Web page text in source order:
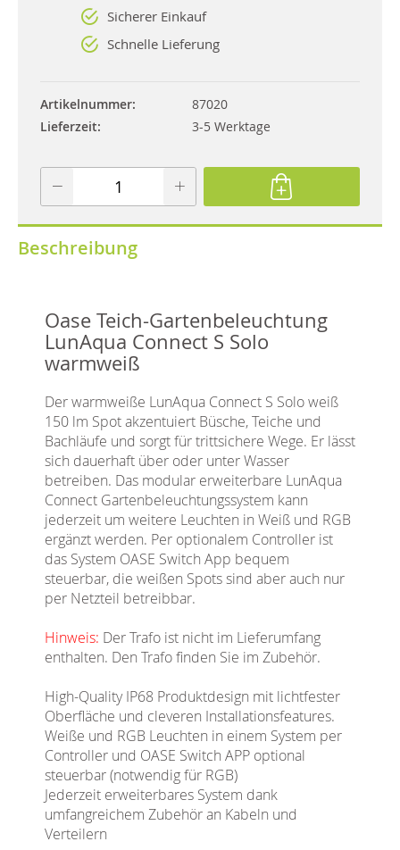
Sicherer Einkauf
Schnelle Lieferung
Artikelnummer
87020
Lieferzeit
3-5 Werktage
Beschreibung
Oase Teich-Gartenbeleuchtung
LunAqua Connect S Solo
warmweiß
Der warmweiße LunAqua Connect S Solo weiß
150 lm Spot akzentuiert Büsche, Teiche und
Bachläufe und sorgt für trittsichere Wege. Er lässt
sich dauerhaft über oder unter Wasser
betreiben. Das modular erweiterbare LunAqua
Connect Gartenbeleuchtungssystem kann
jederzeit um weitere Leuchten in Weiß und RGB
ergänzt werden. Per optionalem Controller ist
das System OASE Switch App bequem
steuerbar, die weißen Spots sind aber auch nur
per Netzteil betreibbar.
Hinweis: Der Trafo ist nicht im Lieferumfang
enthalten. Den Trafo finden Sie im Zubehör.
High-Quality IP68 Produktdesign mit lichtfester
Oberfläche und cleveren Installationsfeatures.
Weiße und RGB Leuchten in einem System per
Controller und OASE Switch APP optional
steuerbar (notwendig für RGB)
Jederzeit erweiterbares System dank
umfangreichem Zubehör an Kabeln und
Verteilern